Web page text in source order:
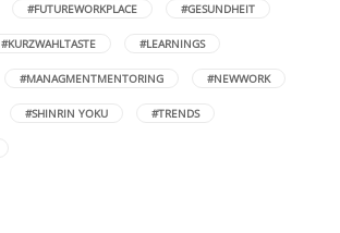
#FUTUREWORKPLACE #GESUNDHEIT
#KURZWAHLTASTE #LEARNINGS
#MANAGMENTMENTORING #NEWWORK
#SHINRIN YOKU #TRENDS